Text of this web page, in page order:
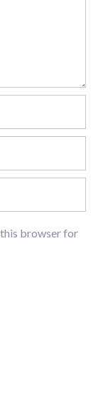
this browser for